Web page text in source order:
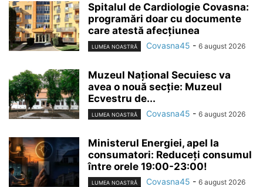
Spitalul de Cardiologie Covasna:
programări doar cu documente
care atestă afecțiunea
LUMEA NOASTRĂ Covasna45 - 6 august 2026
Muzeul Național Secuiesc va
avea o nouă secție: Muzeul
Ecvestru de...
LUMEA NOASTRĂ Covasna45 - 6 august 2026
Ministerul Energiei, apel la
consumatori: Reduceți consumul
între orele 19:00-23:00!
LUMEA NOASTRĂ Covasna45 - 6 august 2026